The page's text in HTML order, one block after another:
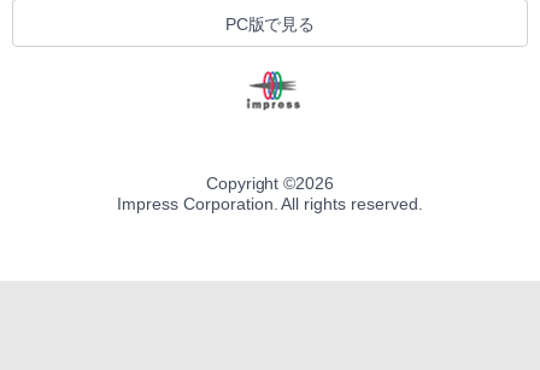
PC版で見る
Copyright ©2026
Impress Corporation. All rights reserved.